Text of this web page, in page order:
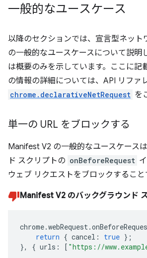
一般的なユースケース
以降のセクションでは、宣言型ネット
の一般的なユースケースについて説明
は概要のみを示しています。ここに記
の情報の詳細については、API リファ
chrome.declarativeNetRequest を
単一の URL をブロックする
Manifest V2 の一般的なユースケース
ド スクリプトの onBeforeRequest
ウェブ リクエストをブロックすること
Manifest V2 のバックグラウンド
chrome.webRequest.
return { cancel : true };
},
{ urls : [ "https://